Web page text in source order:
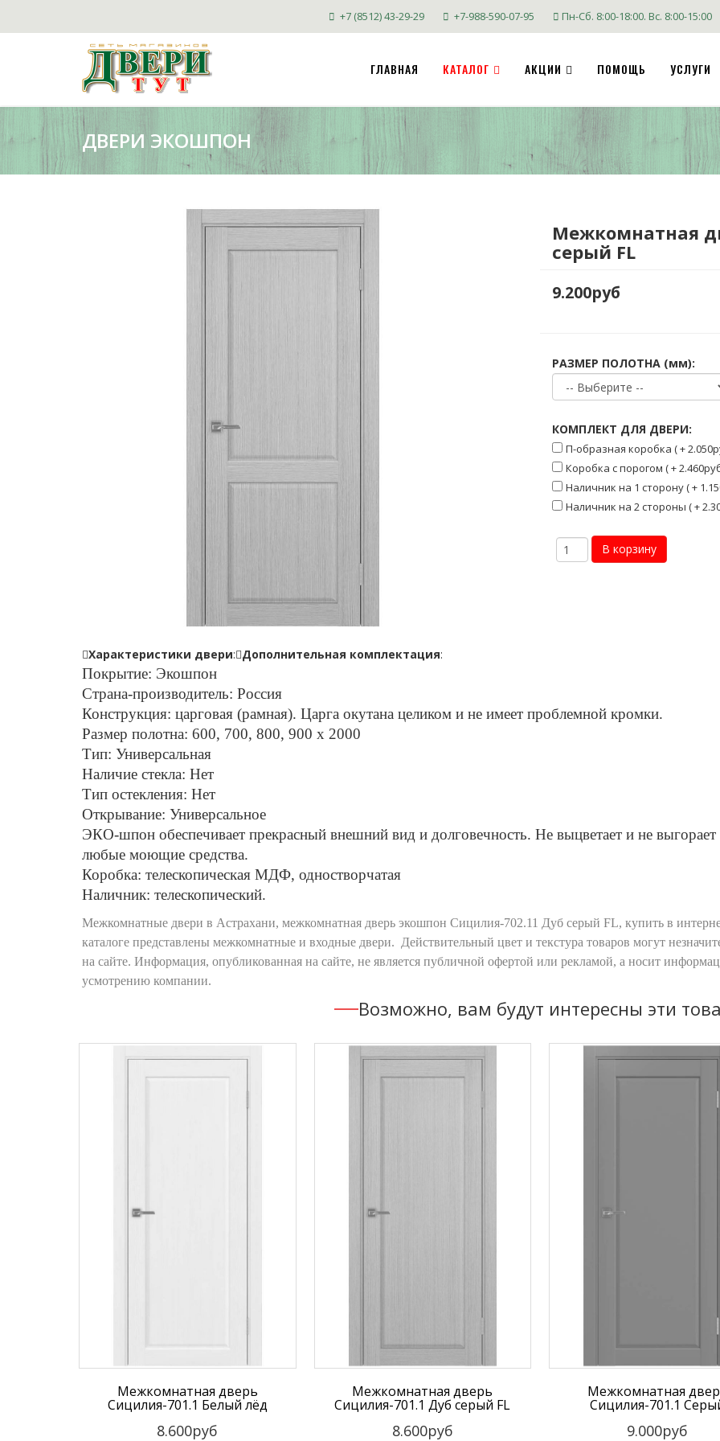
+7 (8512) 43-29-29 +7-988-590-07-95 Пн-Сб. 8:00-18:00. Вс. 8:00-15:00
ГЛАВНАЯ КАТАЛОГ АКЦИИ ПОМОЩЬ УСЛУГИ
ДВЕРИ ЭКОШПОН
Межкомнатная
серый FL
9.200руб
РАЗМЕР ПОЛОТНА (мм):
КОМПЛЕКТ ДЛЯ ДВЕРИ:
П-образная коробка ( +
Коробка с порогом ( +
Наличник на 1 сторону ( +
Наличник на 2 стороны ( +
Характеристики двери: Дополнительная комплектация:
Покрытие: Экошпон
Страна-производитель: Россия
Конструкция: царговая (рамная). Царга окутана целиком и не имеет проблемной кромки.
Размер полотна: 600, 700, 800, 900 х 2000
Тип: Универсальная
Наличие стекла: Нет
Тип остекления: Нет
Открывание: Универсальное
ЭКО-шпон обеспечивает прекрасный внешний вид и долговечность. Не выцветает и не выгорает
любые моющие средства.
Коробка: телескопическая МДФ, одностворчатая
Наличник: телескопический.
Межкомнатные двери в Астрахани, межкомнатная дверь экошпон Сицилия-702.11 Дуб серый FL, купить в
каталоге представлены межкомнатные и входные двери. Действительный цвет и текстура товаров могут
на сайте. Информация, опубликованная на сайте, не является публичной офертой или рекламой, а носит
усмотрению компании.
Возможно, вам будут интересны эти
Межкомнатная дверь
Сицилия-701.1 Белый лёд
8.600руб
Межкомнатная дверь
Сицилия-701.1 Дуб серый FL
8.600руб
Межкомнатная
Сицилия-701.1
9.000руб